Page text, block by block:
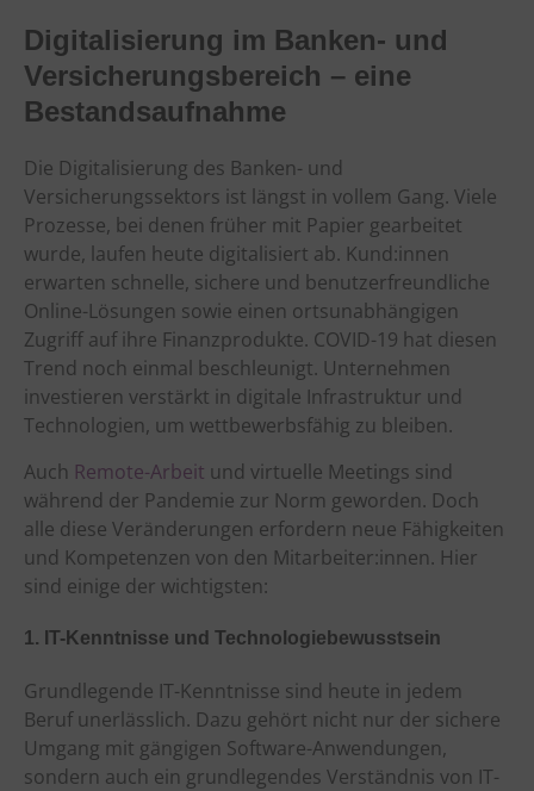
Digitalisierung im Banken- und
Versicherungsbereich – eine
Bestandsaufnahme
Die Digitalisierung des Banken- und
Versicherungssektors ist längst in vollem Gang. Viele
Prozesse, bei denen früher mit Papier gearbeitet
wurde, laufen heute digitalisiert ab. Kund:innen
erwarten schnelle, sichere und benutzerfreundliche
Online-Lösungen sowie einen ortsunabhängigen
Zugriff auf ihre Finanzprodukte. COVID-19 hat diesen
Trend noch einmal beschleunigt. Unternehmen
investieren verstärkt in digitale Infrastruktur und
Technologien, um wettbewerbsfähig zu bleiben.
Auch Remote-Arbeit und virtuelle Meetings sind
während der Pandemie zur Norm geworden. Doch
alle diese Veränderungen erfordern neue Fähigkeiten
und Kompetenzen von den Mitarbeiter:innen. Hier
sind einige der wichtigsten:
1. IT-Kenntnisse und Technologiebewusstsein
Grundlegende IT-Kenntnisse sind heute in jedem
Beruf unerlässlich. Dazu gehört nicht nur der sichere
Umgang mit gängigen Software-Anwendungen,
sondern auch ein grundlegendes Verständnis von IT-